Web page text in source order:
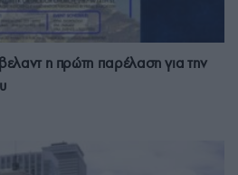
η πρώτη παρέλαση για την